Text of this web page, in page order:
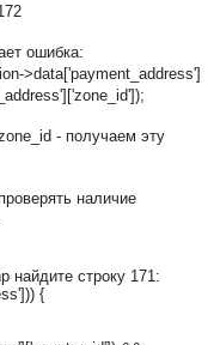
ошибка:
>data['payment_ address']
address']['zone_id']);
- получаем эту
наличие
найдите строку 171:
{